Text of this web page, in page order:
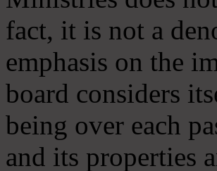
fact, it is not a
emphasis on the
board considers
being over each
and its properties